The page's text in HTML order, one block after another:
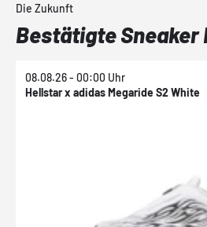
Die Zukunft
Bestätigte Sneaker
08.08.26 - 00:00 Uhr
Hellstar x adidas Megaride S2 White